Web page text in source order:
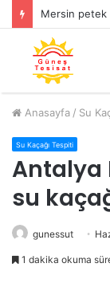
Mersin petek
Anasayfa / Su
Su Kaçağı Tespiti
Antalya
su
gunessut
1 dakika okuma